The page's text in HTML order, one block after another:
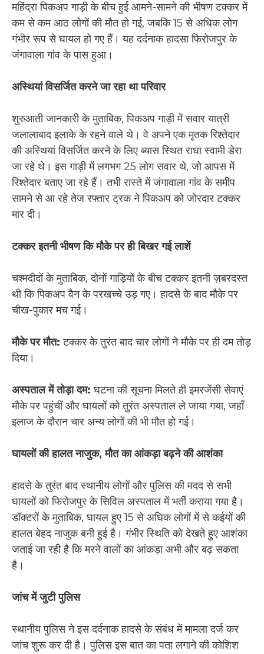
महिंद्रा पिकअप गाड़ी के बीच हुई आमने-सामने की भीषण टक्कर में
कम से कम आठ लोगों की मौत हो गई, जबकि 15 से अधिक लोग
गंभीर रूप से घायल हो गए हैं। यह दर्दनाक हादसा फिरोजपुर के
जंगावाला गांव के पास हुआ।
अस्थियां विसर्जित करने जा रहा था परिवार
शुरुआती जानकारी के मुताबिक, पिकअप गाड़ी में सवार यात्री
जलालाबाद इलाके के रहने वाले थे। वे अपने एक मृतक रिश्तेदार
की अस्थियां विसर्जित करने के लिए ब्यास स्थित राधा स्वामी डेरा
जा रहे थे। इस गाड़ी में लगभग 25 लोग सवार थे, जो आपस में
रिश्तेदार बताए जा रहे हैं। तभी रास्ते में जंगावाला गांव के समीप
सामने से आ रहे तेज रफ्तार ट्रक ने पिकअप को जोरदार टक्कर
मार दी।
टक्कर इतनी भीषण कि मौके पर ही बिखर गई लाशें
चश्मदीदों के मुताबिक, दोनों गाड़ियों के बीच टक्कर इतनी ज़बरदस्त
थी कि पिकअप वैन के परखच्चे उड़ गए। हादसे के बाद मौके पर
चीख-पुकार मच गई।
मौके पर मौत:टक्कर के तुरंत बाद चार लोगों ने मौके पर ही दम तोड़
दिया।
अस्पताल में तोड़ा दम:घटना की सूचना मिलते ही इमरजेंसी सेवाएं
मौके पर पहुंचीं और घायलों को तुरंत अस्पताल ले जाया गया, जहाँ
इलाज के दौरान चार अन्य लोगों की भी मौत हो गई।
घायलों की हालत नाजुक, मौत का आंकड़ा बढ़ने की आशंका
हादसे के तुरंत बाद स्थानीय लोगों और पुलिस की मदद से सभी
घायलों को फिरोजपुर के सिविल अस्पताल में भर्ती कराया गया है।
डॉक्टरों के मुताबिक, घायल हुए 15 से अधिक लोगों में से कईयों की
हालत बेहद नाजुक बनी हुई है। गंभीर स्थिति को देखते हुए आशंका
जताई जा रही है कि मरने वालों का आंकड़ा अभी और बढ़ सकता
है।
जांच में जुटी पुलिस
स्थानीय पुलिस ने इस दर्दनाक हादसे के संबंध में मामला दर्ज कर
जांच शुरू कर दी है। पुलिस इस बात का पता लगाने की कोशिश